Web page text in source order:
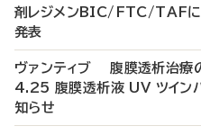
剤レジメンBIC/FTC/TAFに
発表
ヴァンティブ 腹膜透析治療
4.25 腹膜透析液 UV ツイン
知らせ